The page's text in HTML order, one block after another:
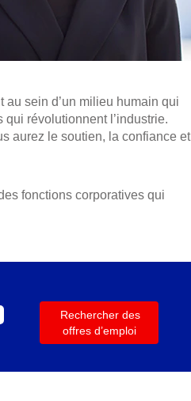
sein d’un milieu humain qui
qui révolutionnent l’industrie.
aurez le soutien, la confiance et
fonctions corporatives qui